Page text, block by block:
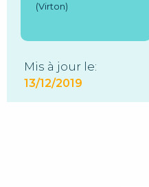
(Virton)
Mis à jour le:
13/12/2019